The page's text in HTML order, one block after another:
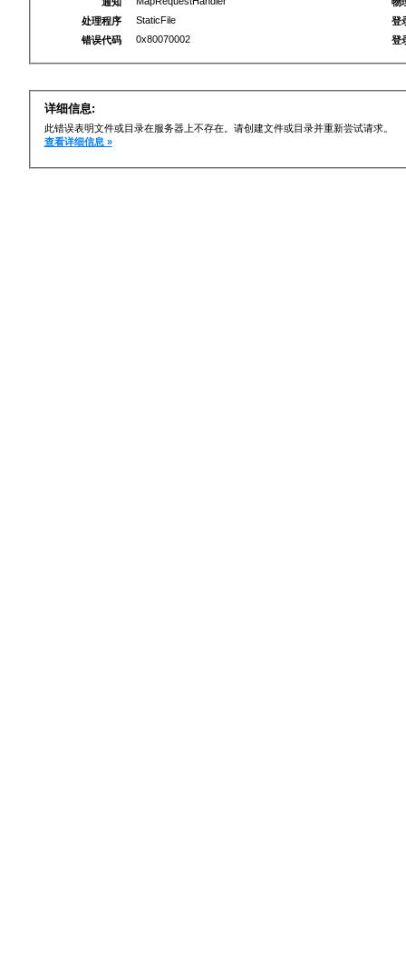
处理程序
StaticFile
错误代码
0x80070002
登
登
详细信息:
此错误表明文件或目录在服务器上不存在。请创建文件或目录并重新尝试请求。
查看详细信息 »